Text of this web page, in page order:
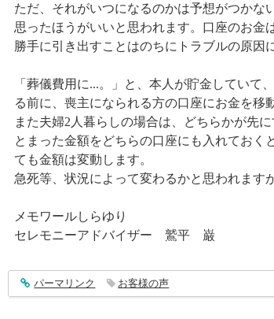
ただ、それがいつになるのかは予想がつかな
思ったほうがいいと思われます。口座のお金
勝手に引き出すことはのちにトラブルの原因
「葬儀費用に...。」と、本人が貯金していて
る前に、喪主になられる方の口座にお金を移
また夫婦2人暮らしの場合は、どちらかが先
とまった金額をどちらの口座にも入れておく
ても金額は変動します。
急死等、状況によって変わるかと思われます
メモワールしらゆり
セレモニーアドバイザー 鷲平 巌
entry493
パーマリンク お客様の声